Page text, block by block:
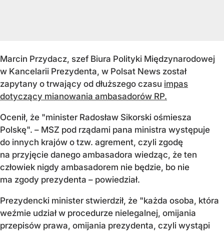
Marcin Przydacz, szef Biura Polityki Międzynarodowej
w Kancelarii Prezydenta, w Polsat News został
zapytany o trwający od dłuższego czasu impas
dotyczący mianowania ambasadorów RP.
Ocenił, że "minister Radosław Sikorski ośmiesza
Polskę". – MSZ pod rządami pana ministra występuje
do innych krajów o tzw. agrement, czyli zgodę
na przyjęcie danego ambasadora wiedząc, że ten
człowiek nigdy ambasadorem nie będzie, bo nie
ma zgody prezydenta – powiedział.
Prezydencki minister stwierdził, że "każda osoba, która
weźmie udział w procedurze nielegalnej, omijania
przepisów prawa, omijania prezydenta, czyli wystąpi